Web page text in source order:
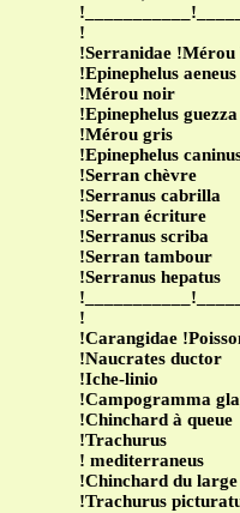
!
!Serranidae !Mérou
!Epinephelus aeneus
!Mérou noir
!Epinephelus guezza
!Mérou gris
!Epinephelus
!Serran chèvre
!Serranus cabrilla
!Serran écriture
!Serranus scriba
!Serran tambour
!Serranus hepatus
!
!Carangidae
!Naucrates ductor
!Iche-linio
!Campogramma
!Chinchard à queue
!Trachurus
! mediterraneus
!Chinchard du large
!Trachurus